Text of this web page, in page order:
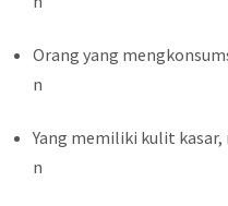
Orang yang
n
Yang memiliki kulit kasar,
n